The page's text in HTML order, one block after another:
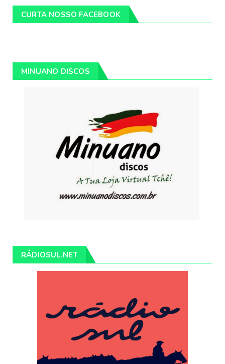
CURTA NOSSO FACEBOOK
MINUANO DISCOS
RÁDIOSUL.NET